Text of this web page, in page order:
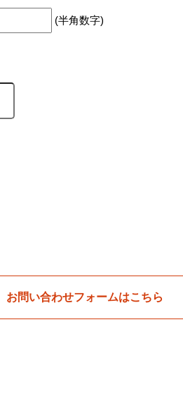
(半角数字)
お問い合わせフォームはこちら